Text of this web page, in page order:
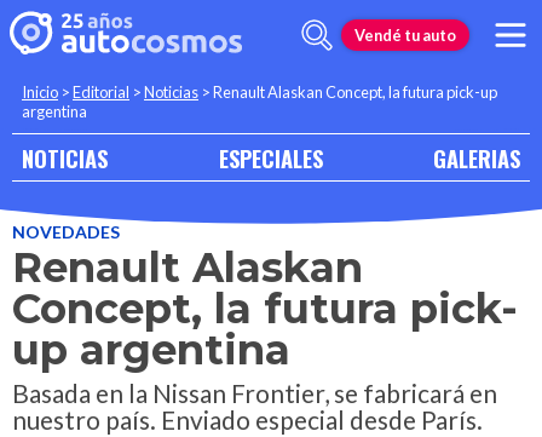
Vendé tu auto
Inicio >Editorial >Noticias >Renault Alaskan Concept, la futura pick-up
argentina
NOTICIAS ESPECIALES GALERIAS
NOVEDADES
Renault Alaskan
Concept, la futura pick-
up argentina
Basada en la Nissan Frontier, se fabricará en
nuestro país. Enviado especial desde París.